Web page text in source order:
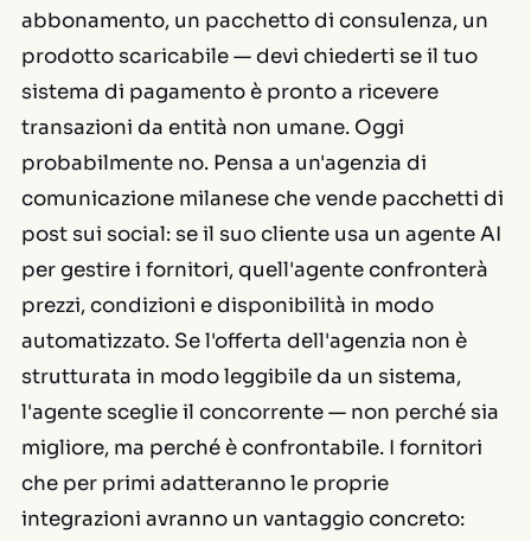
abbonamento, un pacchetto di consulenza, un
prodotto scaricabile — devi chiederti se il tuo
sistema di pagamento è pronto a ricevere
transazioni da entità non umane. Oggi
probabilmente no. Pensa a un'agenzia di
comunicazione milanese che vende pacchetti di
post sui social: se il suo cliente usa un agente AI
per gestire i fornitori, quell'agente confronterà
prezzi, condizioni e disponibilità in modo
automatizzato. Se l'offerta dell'agenzia non è
strutturata in modo leggibile da un sistema,
l'agente sceglie il concorrente — non perché sia
migliore, ma perché è confrontabile. I fornitori
che per primi adatteranno le proprie
integrazioni avranno un vantaggio concreto: